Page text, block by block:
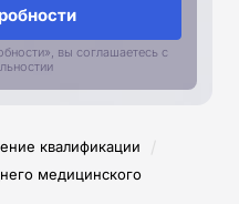
вы соглашаетесь с
квалификации /
медицинского